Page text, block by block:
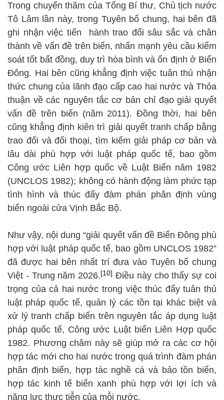
Trong chuyến thăm của Tổng Bí thư, Chủ tịch nước
Tô Lâm lần này, trong Tuyên bố chung, hai bên đã
ghi nhận việc tiến hành trao đổi sâu sắc và chân
thành về vấn đề trên biển, nhấn mạnh yêu cầu kiểm
soát tốt bất đồng, duy trì hòa bình và ổn định ở Biển
Đông. Hai bên cũng khẳng định việc tuân thủ nhận
thức chung của lãnh đạo cấp cao hai nước và Thỏa
thuận về các nguyên tắc cơ bản chỉ đạo giải quyết
vấn đề trên biển (năm 2011). Đồng thời, hai bên
cũng khẳng định kiên trì giải quyết tranh chấp bằng
trao đổi và đối thoại, tìm kiếm giải pháp cơ bản và
lâu dài phù hợp với luật pháp quốc tế, bao gồm
Công ước Liên hợp quốc về Luật Biển năm 1982
(UNCLOS 1982); không có hành động làm phức tạp
tình hình và thúc đẩy đàm phán phân định vùng
biển ngoài cửa Vịnh Bắc Bộ.
Như vậy, nội dung “giải quyết vấn đề Biển Đông phù
hợp với luật pháp quốc tế, bao gồm UNCLOS 1982”
đã được hai bên nhất trí đưa vào Tuyên bố chung
Việt - Trung năm 2026.[10] Điều này cho thấy sự coi
trọng của cả hai nước trong việc thúc đẩy tuân thủ
luật pháp quốc tế, quản lý các tồn tại khác biệt và
xử lý tranh chấp biển trên nguyên tắc áp dụng luật
pháp quốc tế, Công ước Luật biển Liên Hợp quốc
1982. Phương châm này sẽ giúp mở ra các cơ hội
hợp tác mới cho hai nước trong quá trình đàm phán
phân định biển, hợp tác nghề cá và bảo tồn biển,
hợp tác kinh tế biển xanh phù hợp với lợi ích và
năng lực thực tiễn của mỗi nước.